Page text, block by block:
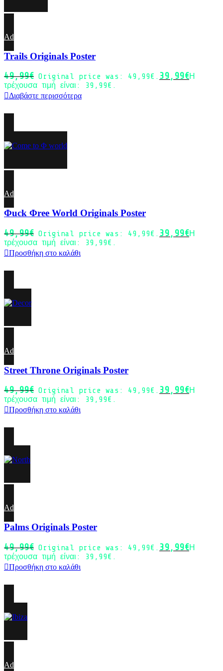
Add to wishlist
Trails Originals Poster
49,99€ Original price was: 49,99€. 39,99€Η
τρέχουσα τιμή είναι: 39,99€.
Διαβάστε περισσότερα
Add to wishlist
Φuck Φree World Originals Poster
49,99€ Original price was: 49,99€. 39,99€Η
τρέχουσα τιμή είναι: 39,99€.
Προσθήκη στο καλάθι
Add to wishlist
Street Throne Originals Poster
49,99€ Original price was: 49,99€. 39,99€Η
τρέχουσα τιμή είναι: 39,99€.
Προσθήκη στο καλάθι
Add to wishlist
Palms Originals Poster
49,99€ Original price was: 49,99€. 39,99€Η
τρέχουσα τιμή είναι: 39,99€.
Προσθήκη στο καλάθι
Add to wishlist